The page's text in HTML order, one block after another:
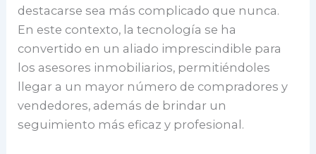
destacarse sea más complicado que nunca.
En este contexto, la tecnología se ha
convertido en un aliado imprescindible para
los asesores inmobiliarios, permitiéndoles
llegar a un mayor número de compradores y
vendedores, además de brindar un
seguimiento más eficaz y profesional.